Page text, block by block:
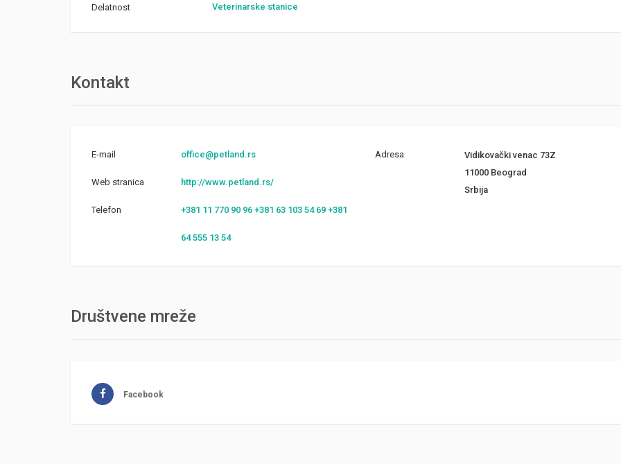
Delatnost Veterinarske stanice
Kontakt
E-mail office@petland.rs
Web stranica http://www.petland.rs/
Telefon +381 11 770 90 96 +381 63 103 54 69 +381
64 555 13 54
Adresa
Vidikovački venac 73Z
11000 Beograd
Srbija
Društvene mreže
Facebook